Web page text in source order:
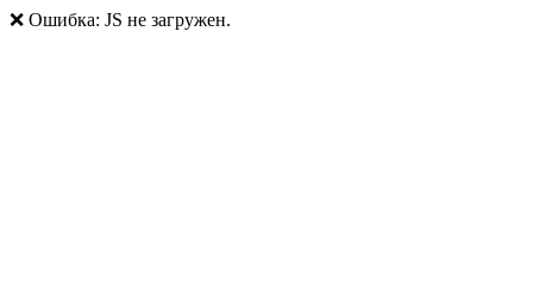
❌ Ошибка: JS не загружен.